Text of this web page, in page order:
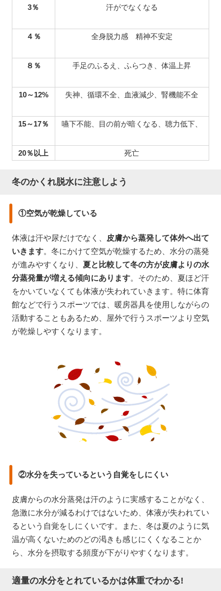
3％ 汗がでなくなる
４％ 全身脱力感 精神不安定
８％ 手足のふるえ、ふらつき、体温上昇
10～12% 失神、循環不全、血液減少、腎機能不全
15～17％ 嚥下不能、目の前が暗くなる、聴力低下、
20％以上 死亡
冬のかくれ脱水に注意しよう
①空気が乾燥している
体液は汗や尿だけでなく、
皮膚から蒸発して体外へ出て
いきます。冬にかけて空気が乾燥するため、水分の蒸発
が進みやすくなり、 夏と比較して冬の方が皮膚よりの水
分蒸発量が増える傾向にあります。そのため、夏ほど汗
をかいていなくても体液が失われていきます。特に体育
館などで行うスポーツでは、暖房器具を使用しながらの
活動することもあるため、屋外で行うスポーツより空気
が乾燥しやすくなります。
②水分を失っているという自覚をしにくい
皮膚からの水分蒸発は汗のように実感することがなく、
急激に水分が減るわけではないため、体液が失われてい
るという自覚をしにくいです。また、冬は夏のように気
温が高くないためのどの渇きも感じにくくなることか
ら、水分を摂取する頻度が下がりやすくなります。
適量の水分をとれているかは体重でわかる!